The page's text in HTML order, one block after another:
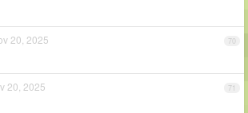
70
20, 2025
71
20, 2025